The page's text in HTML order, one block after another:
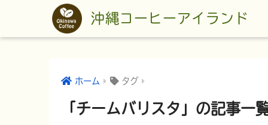
沖縄コーヒーアイランド
ホーム タグ
「チームバリスタ」の記事一